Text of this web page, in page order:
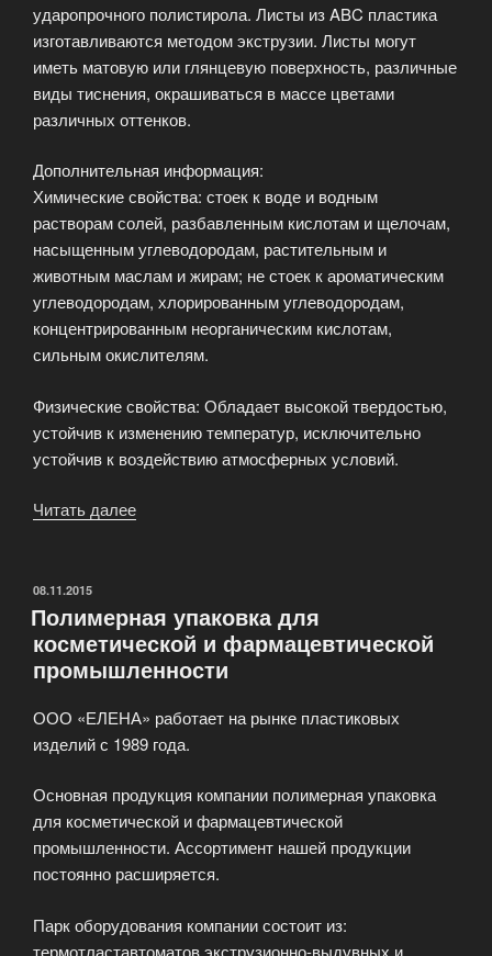
ударопрочного полистирола. Листы из ABC пластика
изготавливаются методом экструзии. Листы могут
иметь матовую или глянцевую поверхность, различные
виды тиснения, окрашиваться в массе цветами
различных оттенков.
Дополнительная информация:
Химические свойства: стоек к воде и водным
растворам солей, разбавленным кислотам и щелочам,
насыщенным углеводородам, растительным и
животным маслам и жирам; не стоек к ароматическим
углеводородам, хлорированным углеводородам,
концентрированным неорганическим кислотам,
сильным окислителям.
Физические свойства: Обладает высокой твердостью,
устойчив к изменению температур, исключительно
устойчив к воздействию атмосферных условий.
Читать далее
пластика»
ОПУБЛИКОВАНО
08.11.2015
Полимерная упаковка для
косметической и фармацевтической
промышленности
ООО «ЕЛЕНА» работает на рынке пластиковых
изделий с 1989 года.
Основная продукция компании полимерная упаковка
для косметической и фармацевтической
промышленности. Ассортимент нашей продукции
постоянно расширяется.
Парк оборудования компании состоит из:
термотластавтоматов экструзионно-выдувных и